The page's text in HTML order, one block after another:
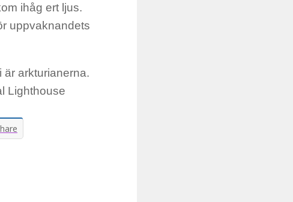
ihåg ert ljus.
uppvaknandets
är arkturianerna.
Lighthouse